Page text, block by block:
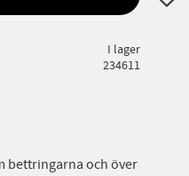
I lager
234611
bettringarna och över